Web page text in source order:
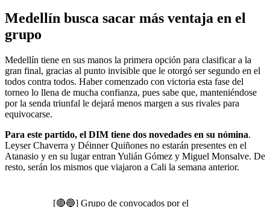
Medellín busca sacar más ventaja en el
grupo
Medellín tiene en sus manos la primera opción para clasificar a la
gran final, gracias al punto invisible que le otorgó ser segundo en el
todos contra todos. Haber comenzado con victoria esta fase del
torneo lo llena de mucha confianza, pues sabe que, manteniéndose
por la senda triunfal le dejará menos margen a sus rivales para
equivocarse.
Para este partido, el DIM tiene dos novedades en su nómina.
Leyser Chaverra y Déinner Quiñones no estarán presentes en el
Atanasio y en su lugar entran Yulián Gómez y Miguel Monsalve. De
resto, serán los mismos que viajaron a Cali la semana anterior.
[🔴🔵] Grupo de convocados por el